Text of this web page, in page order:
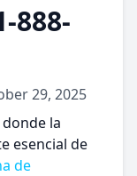
888-
29, 2025
donde la
esencial de
de